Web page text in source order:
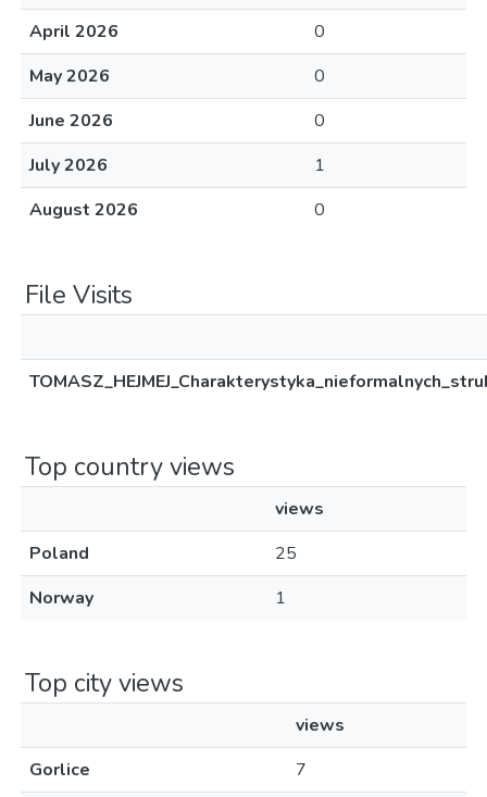
April 2026
0
May 2026
0
June 2026
0
July 2026
1
August 2026
0
File Visits
Top country views
views
Poland
25
Norway
1
Top city views
views
Gorlice
7